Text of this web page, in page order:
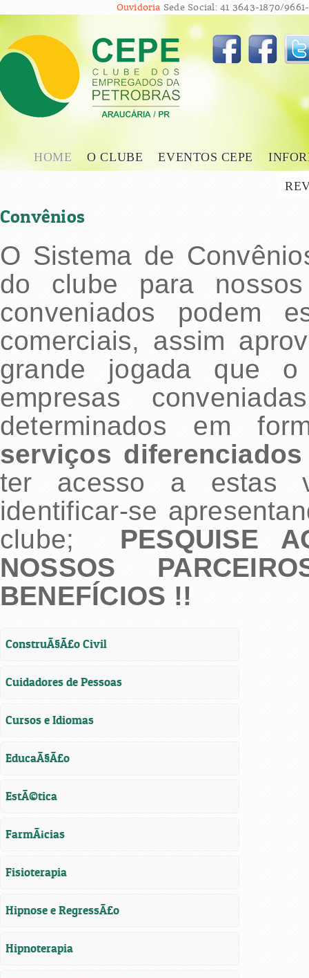
Ouvidoria Sede Social: 41 3643-1870/
HOME O CLUBE EVENTOS CEPE
Convênios
O Sistema de
do clube para
conveniados podem
comerciais, assim
grande jogada que
empresas
determinados em
serviços
ter acesso a estas
identificar-se
clube; PESQUISE
NOSSOS
BENEFÍCIOS !!
ConstruÃ§Ã£o Civil
Cuidadores de Pessoas
Cursos e Idiomas
EducaÃ§Ã£o
EstÃ©tica
FarmÃ¡cias
Fisioterapia
Hipnose e RegressÃ£o
Hipnoterapia